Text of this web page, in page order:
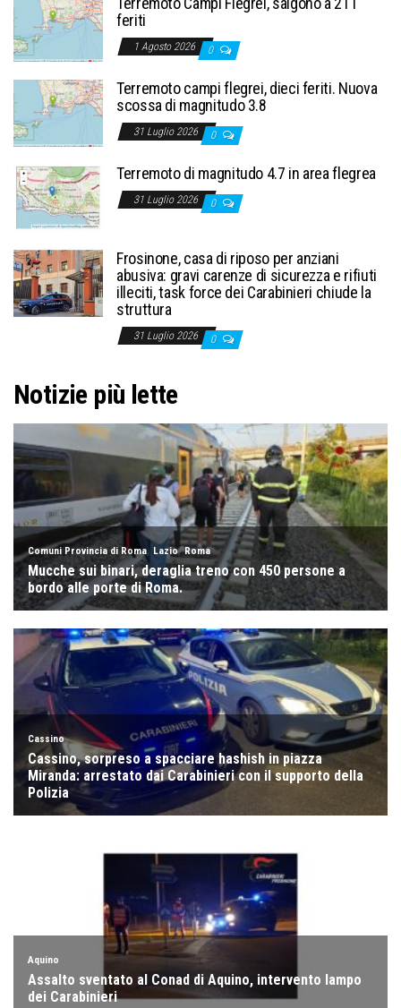
feriti
1 Agosto 2026 0
Terremoto campi flegrei, dieci feriti. Nuova
scossa di magnitudo 3.8
31 Luglio 2026 0
Terremoto di magnitudo 4.7 in area flegrea
31 Luglio 2026 0
Frosinone, casa di riposo per anziani
abusiva: gravi carenze di sicurezza e rifiuti
illeciti, task force dei Carabinieri chiude la
struttura
31 Luglio 2026 0
Notizie più lette